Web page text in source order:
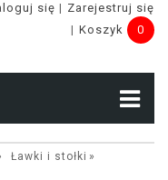
się
Zarejestruj się
Koszyk
0
Ławki i stołki